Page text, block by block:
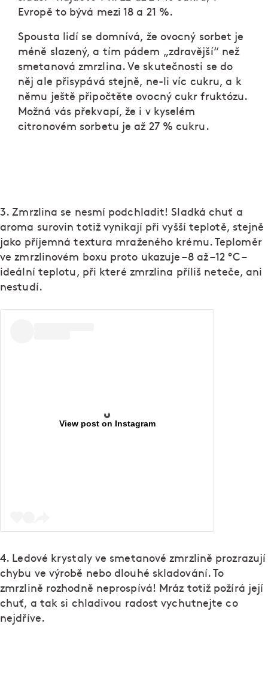
Evropě to bývá mezi 18 a 21 %.
Spousta lidí se domnívá, že ovocný sorbet je
méně slazený, a tím pádem „zdravější“ než
smetanová zmrzlina. Ve skutečnosti se do
něj ale přisypává stejně, ne-li víc cukru, a k
němu ještě připočtěte ovocný cukr fruktózu.
Možná vás překvapí, že i v kyselém
citronovém sorbetu je až 27 % cukru.
3. Zmrzlina se nesmí podchladit! Sladká chuť a
aroma surovin totiž vynikají při vyšší teplotě, stejně
jako příjemná textura mraženého krému. Teploměr
ve zmrzlinovém boxu proto ukazuje –8 až –12 °C –
ideální teplotu, při které zmrzlina příliš neteče, ani
nestudí.
View post on Instagram
4. Ledové krystaly ve smetanové zmrzlině prozrazují
chybu ve výrobě nebo dlouhé skladování. To
zmrzlině rozhodně neprospívá! Mráz totiž požírá její
chuť, a tak si chladivou radost vychutnejte co
nejdříve.